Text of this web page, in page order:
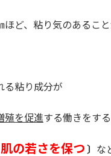
ど、粘り気のあること
粘り成分が
殖を促進する働きをす
肌の若さを保つ 〕 な